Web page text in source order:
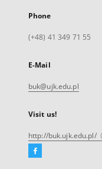
Phone
(+48) 41 349 71 55
E-Mail
buk@ujk.edu.pl
Visit us!
http://buk.ujk.edu.pl/
Facebook